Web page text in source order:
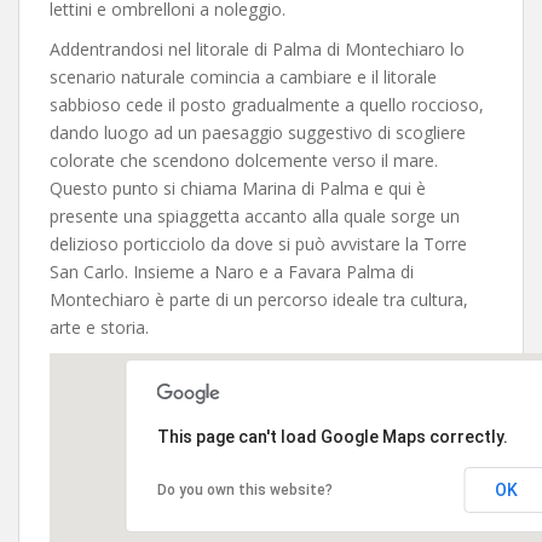
lettini e ombrelloni a noleggio.
Addentrandosi nel litorale di Palma di Montechiaro lo
scenario naturale comincia a cambiare e il litorale
sabbioso cede il posto gradualmente a quello roccioso,
dando luogo ad un paesaggio suggestivo di scogliere
colorate che scendono dolcemente verso il mare.
Questo punto si chiama Marina di Palma e qui è
presente una spiaggetta accanto alla quale sorge un
delizioso porticciolo da dove si può avvistare la Torre
San Carlo. Insieme a Naro e a Favara Palma di
Montechiaro è parte di un percorso ideale tra cultura,
arte e storia.
This page can't load Google Maps correctly.
Do you own this website? OK